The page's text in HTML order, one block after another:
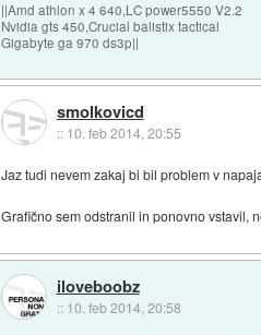
||Amd athlon x 4 640,LC power5550 V2.2
Nvidia gts 450,Crucial balistix tactical
Gigabyte ga 970 ds3p||
smolkovicd
:: 10. feb 2014, 20:55
Jaz tudi nevem zakaj bi bil problem v
Grafično sem odstranil in ponovno vstavil,
iloveboobz
:: 10. feb 2014, 20:58